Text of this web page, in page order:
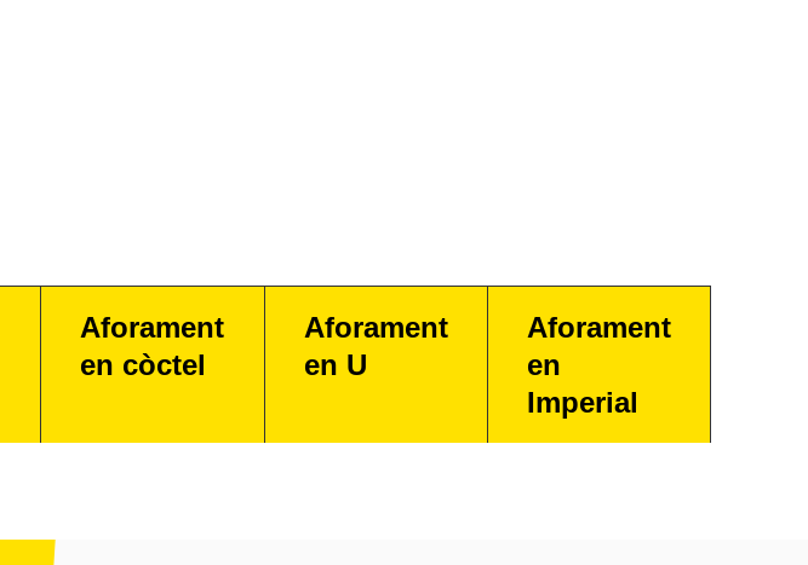
Aforament
en còctel
Aforament
en U
Aforament
en
Imperial